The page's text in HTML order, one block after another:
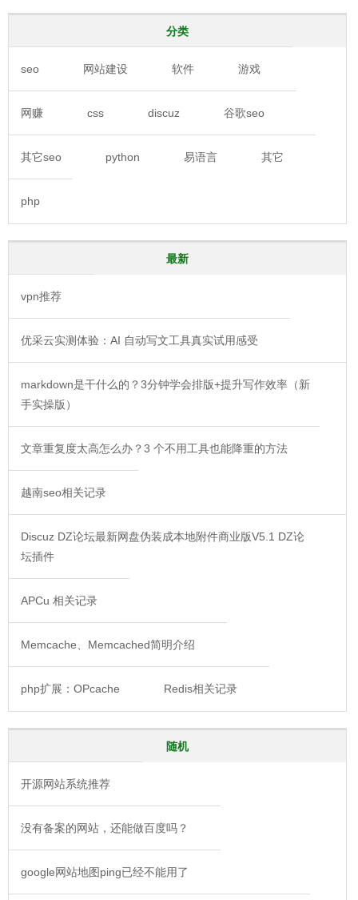
分类
seo 网站建设 软件 游戏
网赚 css discuz 谷歌seo
其它seo python 易语言 其它
php
最新
vpn推荐
优采云实测体验：AI 自动写文工具真实试用感受
markdown是干什么的？3分钟学会排版+提升写作效率（新
手实操版）
文章重复度太高怎么办？3 个不用工具也能降重的方法
越南seo相关记录
Discuz DZ论坛最新网盘伪装成本地附件商业版V5.1 DZ论
坛插件
APCu 相关记录
Memcache、Memcached简明介绍
php扩展：OPcache Redis相关记录
随机
开源网站系统推荐
没有备案的网站，还能做百度吗？
google网站地图ping已经不能用了